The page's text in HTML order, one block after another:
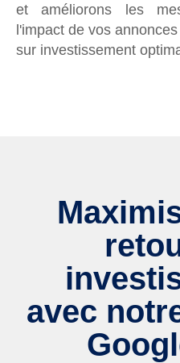
et améliorons les
l'impact de vos
sur investissement
avec